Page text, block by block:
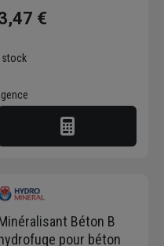
€
stock
Béton B
hydrofuge pour béton